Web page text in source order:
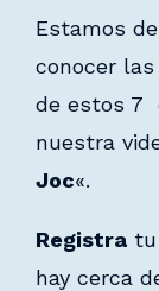
Estamos de
conocer
de estos 7
nuestra
Joc«.
Registra tu
hay cerca